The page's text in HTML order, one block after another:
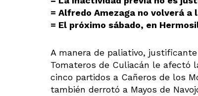
= Alfredo Amezaga no volverá a
= El próximo sábado, en
A manera de paliativo,
Tomateros de Culiacán le afectó
cinco partidos a Cañeros de los
también derrotó a Mayos de